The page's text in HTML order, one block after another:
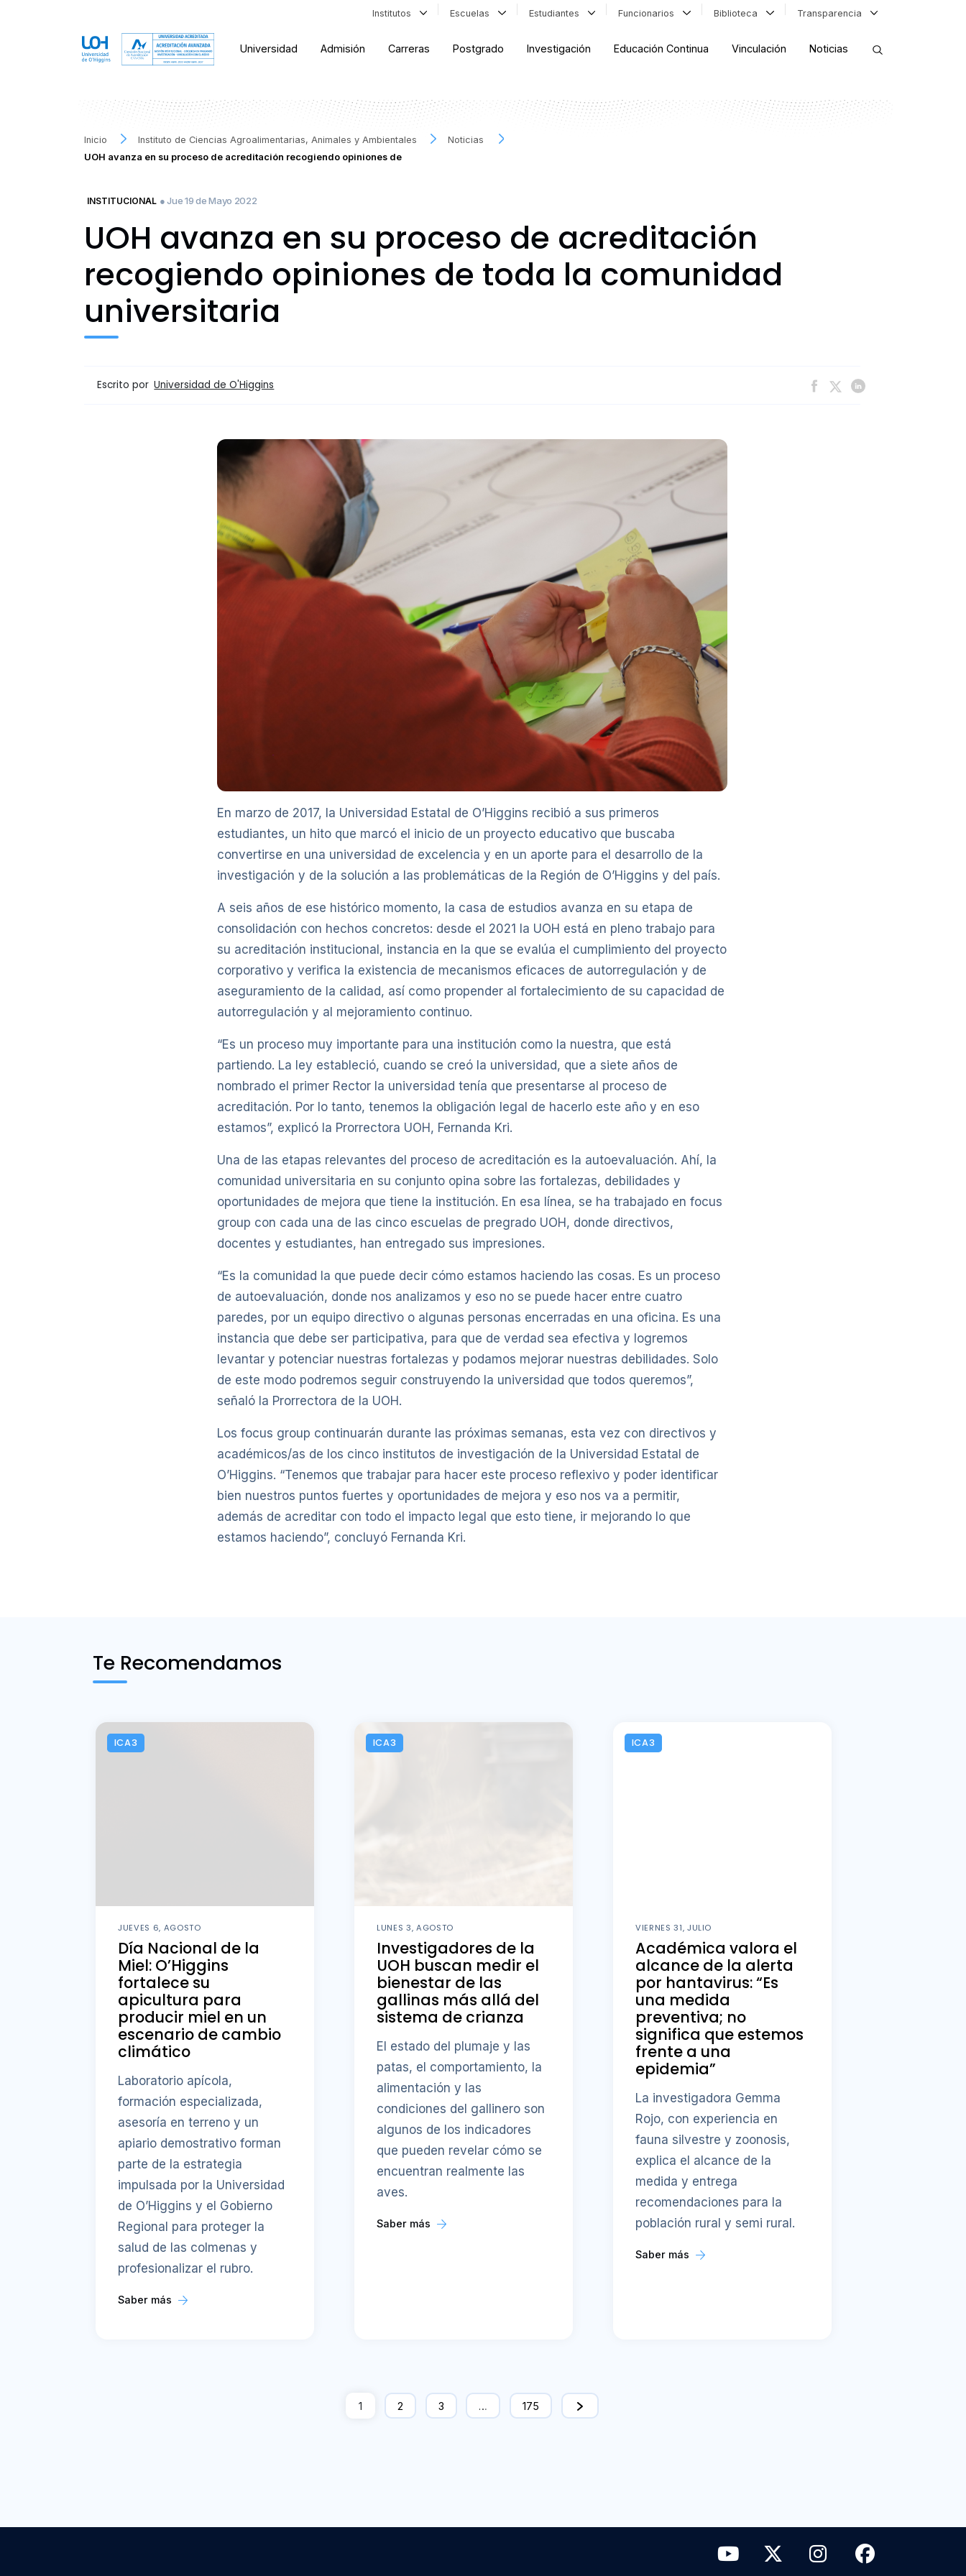
Institutos Escuelas Estudiantes Funcionarios Biblioteca Transparencia
Universidad Admisión Carreras Postgrado Investigación Educación Continua Vinculación Noticias
Inicio Instituto de Ciencias Agroalimentarias, Animales y Ambientales
Noticias
UOH avanza en su proceso de acreditación recogiendo opiniones de
INSTITUCIONAL ● Jue 19 de Mayo 2022
UOH avanza en su proceso de acreditación
recogiendo opiniones de toda la comunidad
universitaria
Escrito por Universidad de O'Higgins
En marzo de 2017, la Universidad Estatal de O’Higgins recibió a sus primeros
estudiantes, un hito que marcó el inicio de un proyecto educativo que buscaba
convertirse en una universidad de excelencia y en un aporte para el desarrollo de la
investigación y de la solución a las problemáticas de la Región de O’Higgins y del país.
A seis años de ese histórico momento, la casa de estudios avanza en su etapa de
consolidación con hechos concretos: desde el 2021 la UOH está en pleno trabajo para
su acreditación institucional, instancia en la que se evalúa el cumplimiento del proyecto
corporativo y verifica la existencia de mecanismos eficaces de autorregulación y de
aseguramiento de la calidad, así como propender al fortalecimiento de su capacidad de
autorregulación y al mejoramiento continuo.
“Es un proceso muy importante para una institución como la nuestra, que está
partiendo. La ley estableció, cuando se creó la universidad, que a siete años de
nombrado el primer Rector la universidad tenía que presentarse al proceso de
acreditación. Por lo tanto, tenemos la obligación legal de hacerlo este año y en eso
estamos”, explicó la Prorrectora UOH, Fernanda Kri.
Una de las etapas relevantes del proceso de acreditación es la autoevaluación. Ahí, la
comunidad universitaria en su conjunto opina sobre las fortalezas, debilidades y
oportunidades de mejora que tiene la institución. En esa línea, se ha trabajado en focus
group con cada una de las cinco escuelas de pregrado UOH, donde directivos,
docentes y estudiantes, han entregado sus impresiones.
“Es la comunidad la que puede decir cómo estamos haciendo las cosas. Es un proceso
de autoevaluación, donde nos analizamos y eso no se puede hacer entre cuatro
paredes, por un equipo directivo o algunas personas encerradas en una oficina. Es una
instancia que debe ser participativa, para que de verdad sea efectiva y logremos
levantar y potenciar nuestras fortalezas y podamos mejorar nuestras debilidades. Solo
de este modo podremos seguir construyendo la universidad que todos queremos”,
señaló la Prorrectora de la UOH.
Los focus group continuarán durante las próximas semanas, esta vez con directivos y
académicos/as de los cinco institutos de investigación de la Universidad Estatal de
O’Higgins. “Tenemos que trabajar para hacer este proceso reflexivo y poder identificar
bien nuestros puntos fuertes y oportunidades de mejora y eso nos va a permitir,
además de acreditar con todo el impacto legal que esto tiene, ir mejorando lo que
estamos haciendo”, concluyó Fernanda Kri.
Te Recomendamos
ICA3
JUEVES 6, AGOSTO
Día Nacional de la
Miel: O’Higgins
fortalece su
apicultura para
producir miel en un
escenario de cambio
climático
Laboratorio apícola,
formación especializada,
asesoría en terreno y un
apiario demostrativo forman
parte de la estrategia
impulsada por la Universidad
de O’Higgins y el Gobierno
Regional para proteger la
salud de las colmenas y
profesionalizar el rubro.
Saber más
ICA3
LUNES 3, AGOSTO
Investigadores de la
UOH buscan medir el
bienestar de las
gallinas más allá del
sistema de crianza
El estado del plumaje y las
patas, el comportamiento, la
alimentación y las
condiciones del gallinero son
algunos de los indicadores
que pueden revelar cómo se
encuentran realmente las
aves.
Saber más
ICA3
VIERNES 31, JULIO
Académica valora el
alcance de la alerta
por hantavirus: “Es
una medida
preventiva; no
significa que estemos
frente a una
epidemia”
La investigadora Gemma
Rojo, con experiencia en
fauna silvestre y zoonosis,
explica el alcance de la
medida y entrega
recomendaciones para la
población rural y semi rural.
Saber más
1 2 3 … 175